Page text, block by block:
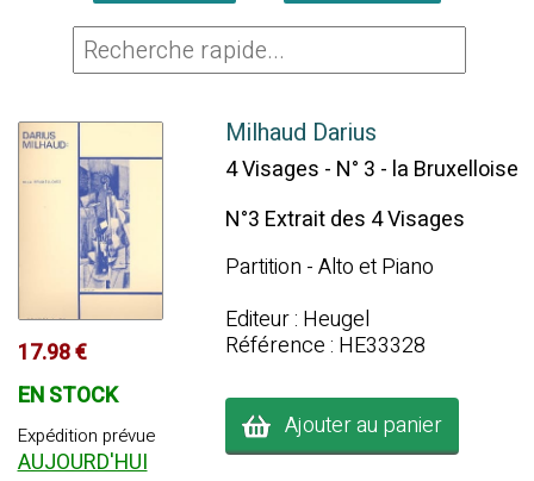
17.98 €
EN STOCK
Expédition prévue
AUJOURD'HUI
Milhaud Darius
4 Visages - N° 3 - la Bruxelloise
N°3 Extrait des 4 Visages
Partition - Alto et Piano
Editeur : Heugel
Référence : HE33328
Ajouter au panier